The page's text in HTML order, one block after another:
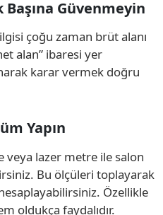
Güvenmeyin
çoğu zaman brüt alanı
alan” ibaresi yer
karar vermek doğru
Yapın
veya lazer metre ile salon
Bu ölçüleri toplayarak
Özellikle
oldukça faydalıdır.